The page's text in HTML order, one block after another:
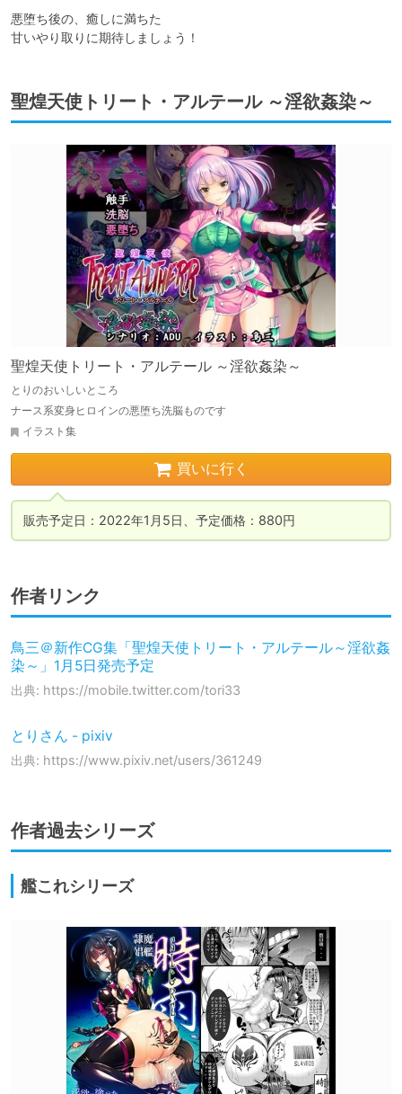
悪堕ち後の、癒しに満ちた
甘いやり取りに期待しましょう！
聖煌天使トリート・アルテール ～淫欲姦染～
聖煌天使トリート・アルテール ～淫欲姦染～
とりのおいしいところ
ナース系変身ヒロインの悪堕ち洗脳ものです
イラスト集
買いに行く
販売予定日：2022年1月5日、予定価格：880円
作者リンク
鳥三＠新作CG集「聖煌天使トリート・アルテール～淫欲姦
染～」1月5日発売予定
出典: https://mobile.twitter.com/tori33
とりさん - pixiv
出典: https://www.pixiv.net/users/361249
作者過去シリーズ
艦これシリーズ